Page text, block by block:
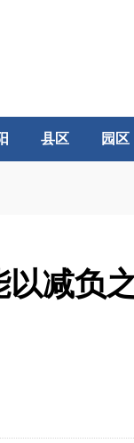
县区 园区
以减负